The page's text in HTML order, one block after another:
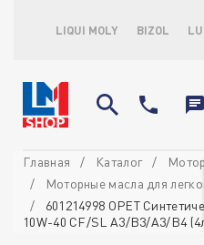
LIQUI MOLY BIZOL
Главная Каталог
Моторные масла для
601214998 OPET
10W-40 CF/SL A3/B3/A3/B4